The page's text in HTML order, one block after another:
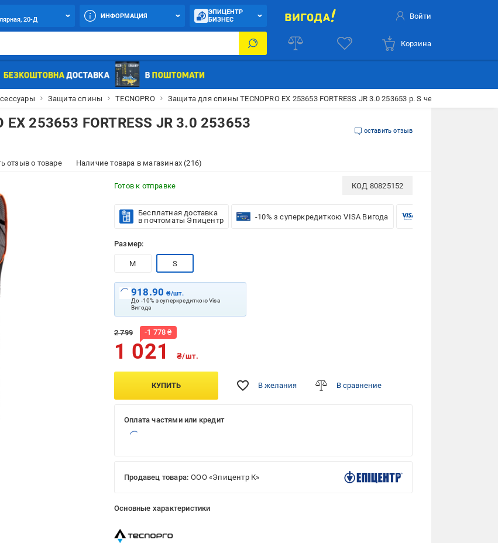
20-Д
ИНФОРМАЦИЯ
ЭПИЦЕНТР
БИЗНЕС
Войти
Корзина
Защита спины TECNOPRO Защита для спины TECNOPRO ЕХ 253653 FORTRESS JR 3.0 253653 р. S черный с
253653 FORTRESS JR 3.0 253653
оставить отзыв
отзыв о товаре Наличие товара в магазинах (216)
Готов к отправке КОД 80825152
Бесплатная доставка
в почтоматы Эпицентр
-10% з суперкредиткою VISA Вигода
Размер:
M S
918.90₴/шт.
До -10% з суперкредиткою Visa
Вигода
2 799 -1 778 ₴
1 021 ₴/шт.
КУПИТЬ В желания В сравнение
Оплата частями или кредит
Продавец товара: ООО «Эпицентр К»
Основные характеристики